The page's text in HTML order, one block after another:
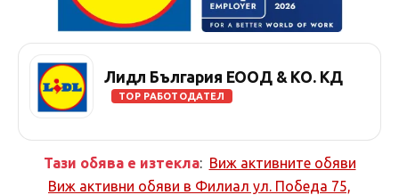
Лидл България ЕООД & КО. КД
TOP РАБОТОДАТЕЛ
Тази обява е изтекла: Виж активните обяви
Виж активни обяви в Филиал ул. Победа 75,